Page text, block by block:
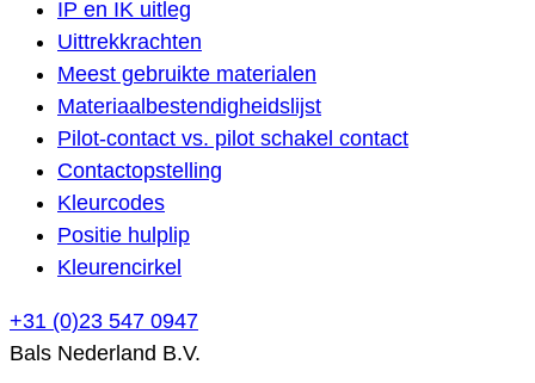
IP en IK uitleg
Uittrekkrachten
Meest gebruikte materialen
Materiaalbestendigheidslijst
Pilot-contact vs. pilot schakel contact
Contactopstelling
Kleurcodes
Positie hulplip
Kleurencirkel
+31 (0)23 547 0947
Bals Nederland B.V.